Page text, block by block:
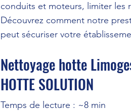
conduits et moteurs, limiter les
Découvrez comment notre
peut sécuriser votre
Nettoyage hotte
HOTTE SOLUTION
Temps de lecture : ~8 min